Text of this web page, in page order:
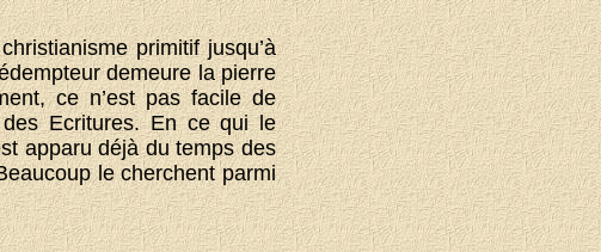
primitif jusqu’à
demeure la pierre
ce n’est pas facile de
des Ecritures. En ce qui le
apparu déjà du temps des
le cherchent parmi